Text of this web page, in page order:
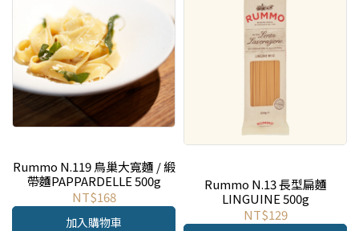
Rummo N.119 鳥巢大寬麵 / 緞
帶麵PAPPARDELLE 500g
NT$168
加入購物車
Rummo N.13 長型扁麵
LINGUINE 500g
NT$129